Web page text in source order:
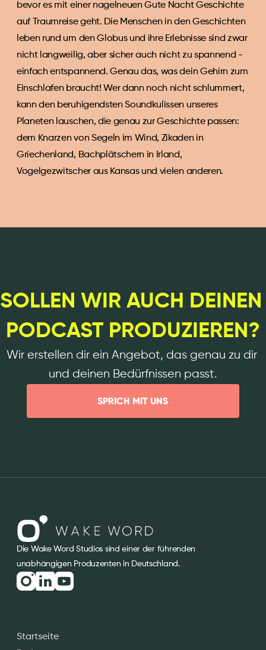
bevor es mit einer nagelneuen Gute Nacht Geschichte
auf Traumreise geht. Die Menschen in den Geschichten
leben rund um den Globus und ihre Erlebnisse sind zwar
nicht langweilig, aber sicher auch nicht zu spannend -
einfach entspannend. Genau das, was dein Gehirn zum
Einschlafen braucht! Wer dann noch nicht schlummert,
kann den beruhigendsten Soundkulissen unseres
Planeten lauschen, die genau zur Geschichte passen:
dem Knarzen von Segeln im Wind, Zikaden in
Griechenland, Bachplätschern in Irland,
Vogelgezwitscher aus Kansas und vielen anderen.
SOLLEN WIR AUCH DEINEN
PODCAST PRODUZIEREN?
Wir erstellen dir ein Angebot, das genau zu dir
und deinen Bedürfnissen passt.
SPRICH MIT UNS
Die Wake Word Studios sind einer der führenden
unabhängigen Produzenten in Deutschland.
Startseite